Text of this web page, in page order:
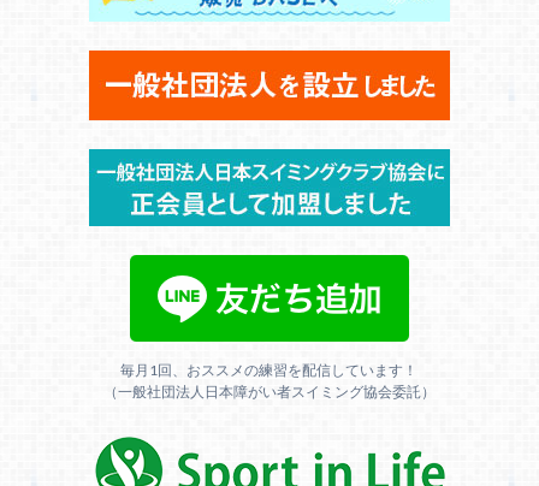
毎月1回、おススメの練習を配信しています！
（一般社団法人日本障がい者スイミング協会委託）